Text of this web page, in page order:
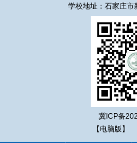
学校地址：石家庄市
冀ICP备
【电脑版】